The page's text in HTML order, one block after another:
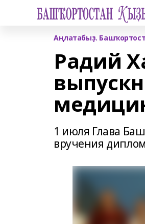
Аңлатабыҙ.
Радий
1 июля Глава
вручения